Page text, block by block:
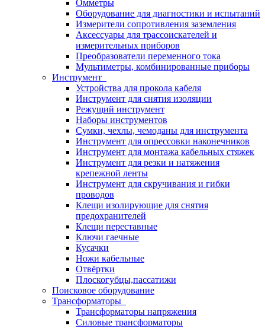
Омметры
Оборудование для диагностики и испытаний
Измерители сопротивления заземления
Аксессуары для трассоискателей и
измерительных приборов
Преобразователи переменного тока
Мультиметры, комбинированные приборы
Инструмент
Устройства для прокола кабеля
Инструмент для снятия изоляции
Режущий инструмент
Наборы инструментов
Сумки, чехлы, чемоданы для инструмента
Инструмент для опрессовки наконечников
Инструмент для монтажа кабельных стяжек
Инструмент для резки и натяжения
крепежной ленты
Инструмент для скручивания и гибки
проводов
Клещи изолирующие для снятия
предохранителей
Клещи переставные
Ключи гаечные
Кусачки
Ножи кабельные
Отвёртки
Плоскогубцы,пассатижи
Поисковое оборудование
Трансформаторы
Трансформаторы напряжения
Силовые трансформаторы